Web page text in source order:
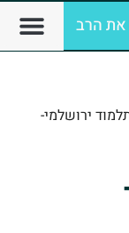
הרב
ירושלמי-